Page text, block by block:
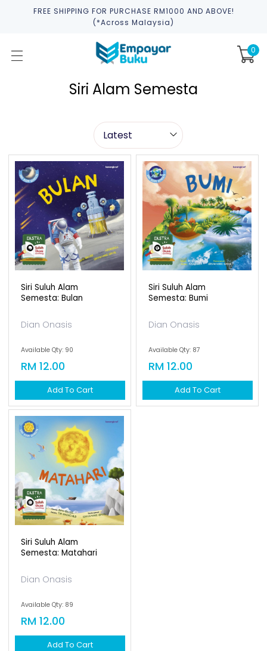
FREE SHIPPING FOR PURCHASE RM1000 AND ABOVE!
(*across Malaysia)
0
Siri Alam Semesta
Siri Suluh Alam
Semesta: Bulan
Dian Onasis
Available Qty: 90
RM 12.00
Add To Cart
Siri Suluh Alam
Semesta: Bumi
Dian Onasis
Available Qty: 87
RM 12.00
Add To Cart
Siri Suluh Alam
Semesta: Matahari
Dian Onasis
Available Qty: 89
RM 12.00
Add To Cart